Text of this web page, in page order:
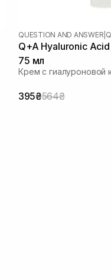
QUESTION AND ANSWER
Q+A Hyaluronic
75 мл
Крем с гиалуроновой
395₴564₴